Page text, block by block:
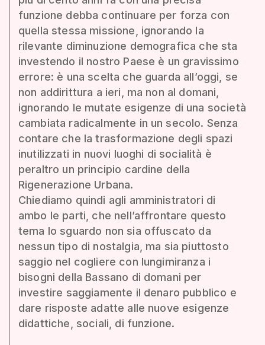
funzione debba continuare per forza con
quella stessa missione, ignorando la
rilevante diminuzione demografica che sta
investendo il nostro Paese è un gravissimo
errore: è una scelta che guarda all’oggi, se
non addirittura a ieri, ma non al domani,
ignorando le mutate esigenze di una società
cambiata radicalmente in un secolo. Senza
contare che la trasformazione degli spazi
inutilizzati in nuovi luoghi di socialità è
peraltro un principio cardine della
Rigenerazione Urbana.
Chiediamo quindi agli amministratori di
ambo le parti, che nell’affrontare questo
tema lo sguardo non sia offuscato da
nessun tipo di nostalgia, ma sia piuttosto
saggio nel cogliere con lungimiranza i
bisogni della Bassano di domani per
investire saggiamente il denaro pubblico e
dare risposte adatte alle nuove esigenze
didattiche, sociali, di funzione.